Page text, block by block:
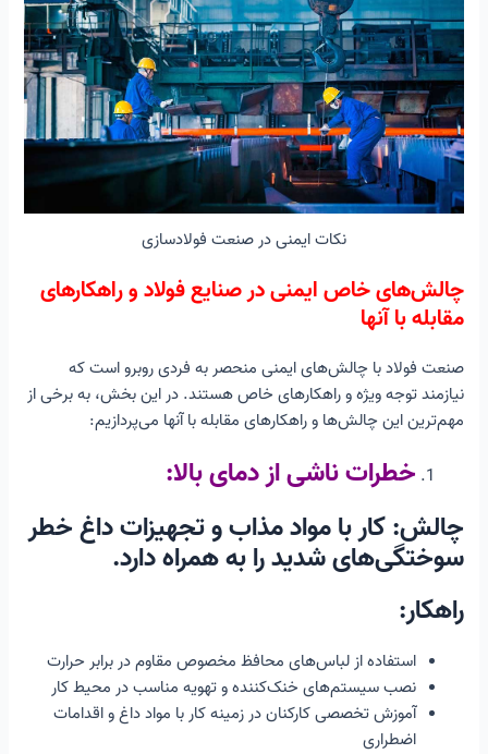
نکات ایمنی در صنعت فولادسازی
چالش‌های خاص ایمنی در صنایع فولاد و راهکارهای
مقابله با آنها
صنعت فولاد با چالش‌های ایمنی منحصر به فردی روبرو است که
نیازمند توجه ویژه و راهکارهای خاص هستند. در این بخش، به برخی از
مهم‌ترین این چالش‌ها و راهکارهای مقابله با آنها می‌پردازیم:
خطرات ناشی از دمای بالا:
چالش: کار با مواد مذاب و تجهیزات داغ خطر
سوختگی‌های شدید را به همراه دارد.
راهکار:
استفاده از لباس‌های محافظ مخصوص مقاوم در برابر حرارت
نصب سیستم‌های خنک‌کننده و تهویه مناسب در محیط کار
آموزش تخصصی کارکنان در زمینه کار با مواد داغ و اقدامات
اضطراری